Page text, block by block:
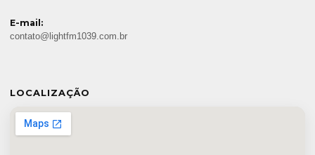
E-mail:
contato@lightfm1039.com.br
LOCALIZAÇÃO